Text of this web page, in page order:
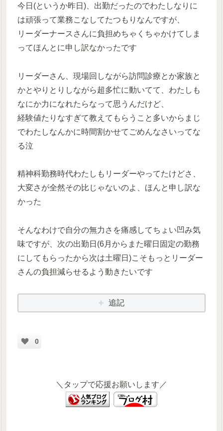
今日(というか昨日)、出勤だったのでわたしなりに
は頑張って業務こなしてたつもりなんですが、
リーダーナースさんに負担めちゃくちゃかけてしま
ってほんとに申し訳なかったです
リーダーさん、現場回しながら訪問診療とか家族と
かとやりとりしながら超多忙に動いてて、わたしも
なにか力になれたらなって思うんだけど、
経験値たりなすぎて教えてもらうこと多いからまじ
でわたしなんかに時間割かせてごめんなさいってな
る泣
精神科勤務時代わたしもリーダーやってたけどさ、
大変さが全然その比じゃないのよ、ほんと申し訳な
かった
そんなわけで自分の無力さを痛感してちょい凹み気
味ですが、次の出勤日(6月からまた曜日固定の勤務
にしてもらったから次は土曜日)こそもっとリーダー
さんの負担減らせるよう動きたいです
追記
0
＼タップで応援お願いします／